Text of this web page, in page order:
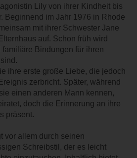
Lily von ihrer Kindheit bis
Beginnend im Jahr 1976 in Rhode
mit ihrer Schwester Jane
auf. Schon früh wird
Bindungen für ihren
ihre erste große Liebe, die jedoch
zerbricht. Später, während
einen anderen Mann kennen,
doch die Erinnerung an ihre
präsent.
vor allem durch seinen
Schreibstil, der es leicht